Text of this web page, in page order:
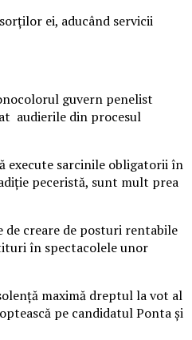
ei, aducând servicii
guvern penelist
audierile din procesul
execute sarcinile obligatorii în
peceristă, sunt mult prea
de creare de posturi rentabile
în spectacolele unor
maximă dreptul la vot al
pe candidatul Ponta şi